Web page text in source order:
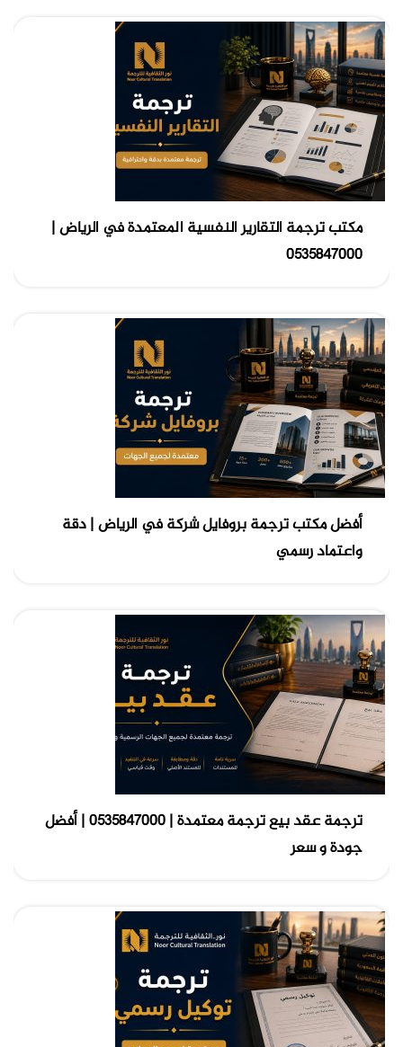
مكتب ترجمة التقارير النفسية المعتمدة في الرياض |
0535847000
أفضل مكتب ترجمة بروفايل شركة في الرياض | دقة
واعتماد رسمي
ترجمة عقد بيع ترجمة معتمدة | 0535847000 | أفضل
جودة و سعر